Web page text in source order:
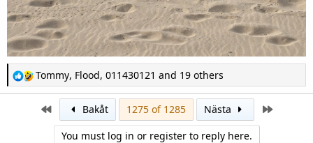
R
a
Tommy, Flood, 011430121 and 19 others
First Bakåt 1275 of 1285 Nästa Last
You must log in or register to reply here.